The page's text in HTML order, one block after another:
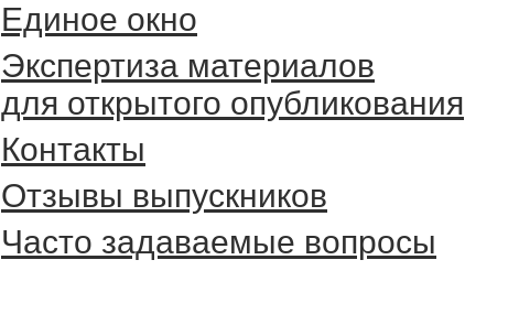
Единое окно
Экспертиза материалов
для открытого опубликования
Контакты
Отзывы выпускников
Часто задаваемые вопросы